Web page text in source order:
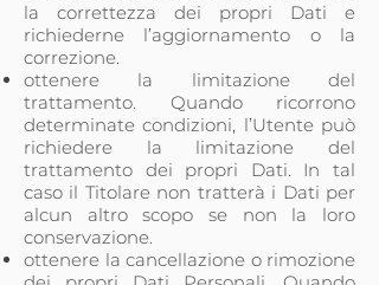
la correttezza dei propri Dati e
richiederne l’aggiornamento o la
correzione.
ottenere la limitazione del
trattamento. Quando ricorrono
determinate condizioni, l’Utente può
richiedere la limitazione del
trattamento dei propri Dati. In tal
caso il Titolare non tratterà i Dati per
alcun altro scopo se non la loro
conservazione.
ottenere la cancellazione o rimozione